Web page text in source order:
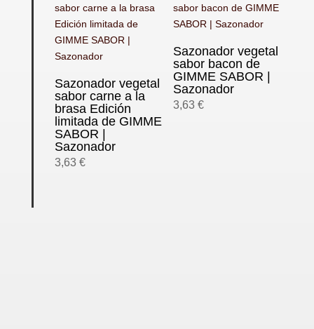
Sazonador vegetal
sabor carne a la
brasa Edición
limitada de GIMME
SABOR |
Sazonador
3,63 €
Sazonador vegetal
sabor bacon de
GIMME SABOR |
Sazonador
3,63 €